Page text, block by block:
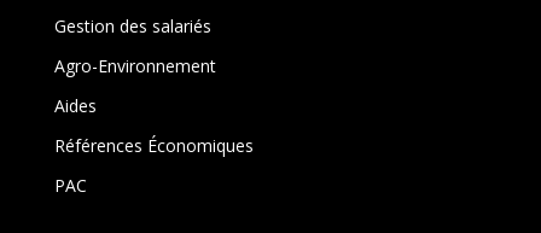
Gestion des salariés
Agro-Environnement
Aides
Références Économiques
PAC